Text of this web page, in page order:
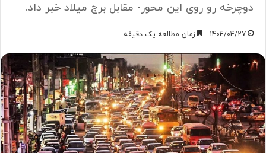
دوچرخه رو روی این محور- مقابل برج میلاد خبر داد.
1404/04/27 زمان مطالعه یک دقیقه